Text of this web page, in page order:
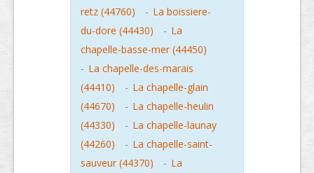
retz (44760)
- La boissiere-
du-dore (44430)
- La
chapelle-basse-mer (44450)
- La chapelle-des-marais
(44410)
- La chapelle-glain
(44670)
- La chapelle-heulin
(44330)
- La chapelle-launay
(44260)
- La chapelle-saint-
sauveur (44370)
- La